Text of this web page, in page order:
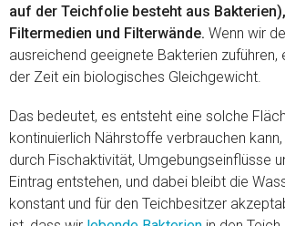
auf der Teichfolie besteht aus
Filtermedien und Filterwände. Wenn wir
ausreichend geeignete Bakterien zuführen,
der Zeit ein biologisches Gleichgewicht.
Das bedeutet, es entsteht eine solche
kontinuierlich Nährstoffe verbrauchen
durch Fischaktivität, Umgebungseinflüsse
Eintrag entstehen, und dabei bleibt die
konstant und für den Teichbesitzer